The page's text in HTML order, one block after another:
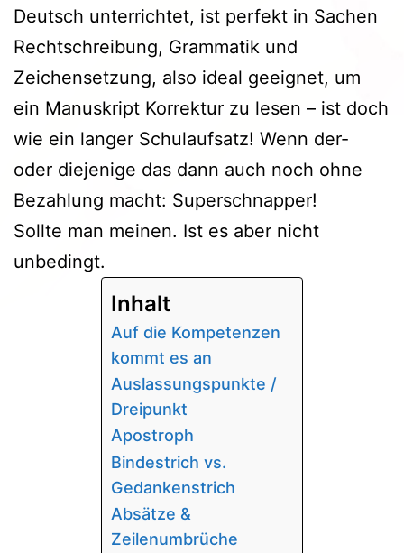
Deutsch unterrichtet, ist perfekt in Sachen
Rechtschreibung, Grammatik und
Zeichensetzung, also ideal geeignet, um
ein Manuskript Korrektur zu lesen – ist doch
wie ein langer Schulaufsatz! Wenn der-
oder diejenige das dann auch noch ohne
Bezahlung macht: Superschnapper!
Sollte man meinen. Ist es aber nicht
unbedingt.
Inhalt
Auf die Kompetenzen
kommt es an
Auslassungspunkte /
Dreipunkt
Apostroph
Bindestrich vs.
Gedankenstrich
Absätze &
Zeilenumbrüche